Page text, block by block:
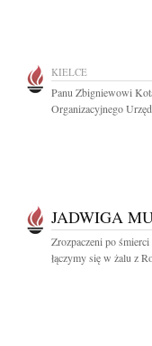
KIELCE
Panu Zbigniewowi
Organizacyjnego
JADWIGA
Zrozpaczeni po
łączymy się w żalu z